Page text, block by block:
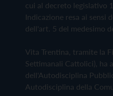
cui al decreto legislativo
Indicazione resa ai sensi
dell'art. 5 del medesimo
Vita Trentina, tramite la
Settimanali Cattolici), ha
dell'Autodisciplina
Autodisciplina della